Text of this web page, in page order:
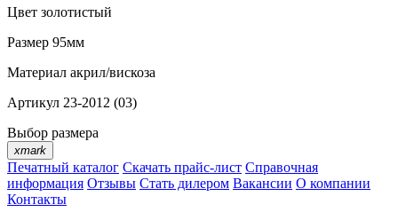
Цвет золотистый
Размер 95мм
Материал акрил/вискоза
Артикул 23-2012 (03)
Выбор размера
xmark
Печатный каталог Скачать прайс-лист Справочная
информация Отзывы Стать дилером Вакансии О компании
Контакты